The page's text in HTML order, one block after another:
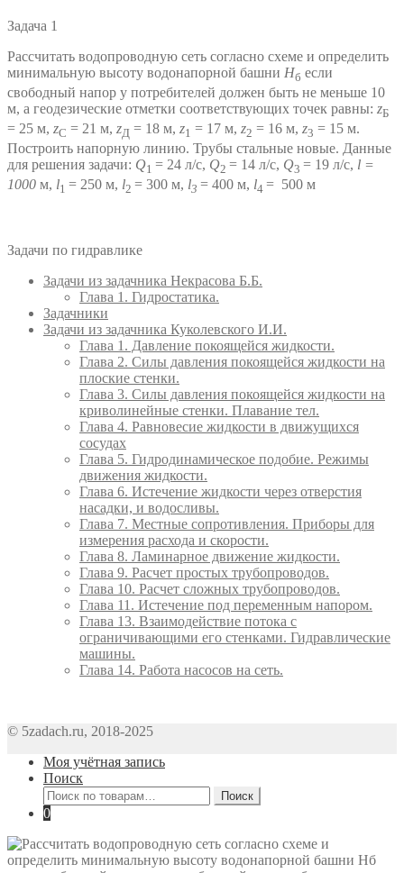
Задача 1
Рассчитать водопроводную сеть согласно схеме и определить
минимальную высоту водонапорной башни Hб если
свободный напор у потребителей должен быть не меньше 10
м, а геодезические отметки соответствующих точек равны: zБ
= 25 м, zС = 21 м, zД = 18 м, z1 = 17 м, z2 = 16 м, z3 = 15 м.
Построить напорную линию. Трубы стальные новые. Данные
для решения задачи: Q1 = 24 л/с, Q2 = 14 л/с, Q3 = 19 л/с, l =
1000 м, l1 = 250 м, l2 = 300 м, l3 = 400 м, l4 = 500 м
Задачи по гидравлике
Задачи из задачника Некрасова Б.Б.
Глава 1. Гидростатика.
Задачники
Задачи из задачника Куколевского И.И.
Глава 1. Давление покоящейся жидкости.
Глава 2. Силы давления покоящейся жидкости на
плоские стенки.
Глава 3. Силы давления покоящейся жидкости на
криволинейные стенки. Плавание тел.
Глава 4. Равновесие жидкости в движущихся
сосудах
Глава 5. Гидродинамическое подобие. Режимы
движения жидкости.
Глава 6. Истечение жидкости через отверстия
насадки, и водосливы.
Глава 7. Местные сопротивления. Приборы для
измерения расхода и скорости.
Глава 8. Ламинарное движение жидкости.
Глава 9. Расчет простых трубопроводов.
Глава 10. Расчет сложных трубопроводов.
Глава 11. Истечение под переменным напором.
Глава 13. Взаимодействие потока с
ограничивающими его стенками. Гидравлические
машины.
Глава 14. Работа насосов на сеть.
© 5zadach.ru, 2018-2025
Моя учётная запись
Поиск
Искать:
Поиск
0